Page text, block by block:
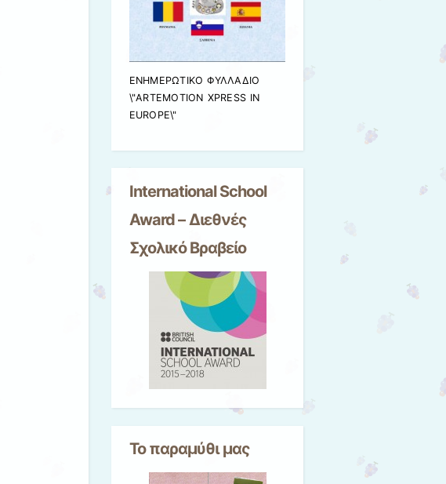
ΕΝΗΜΕΡΩΤΙΚΟ ΦΥΛΛΑΔΙΟ
\"ARTEMOTION XPRESS IN
EUROPE\"
International School
Award – Διεθνές
Σχολικό Βραβείο
Το παραμύθι μας